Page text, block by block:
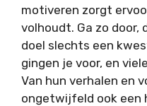
motiveren zorgt
volhoudt. Ga zo door,
doel slechts een
gingen je voor, en
Van hun verhalen en
ongetwijfeld ook een